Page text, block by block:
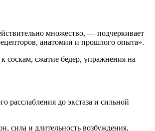
множество, — подчеркивает
анатомии и прошлого опыта».
соскам, сжатие бедер, упражнения на
расслабления до экстаза и сильной
сила и длительность возбуждения,